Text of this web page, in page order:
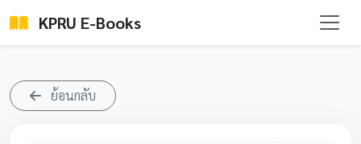
KPRU E-Books
ย้อนกลับ